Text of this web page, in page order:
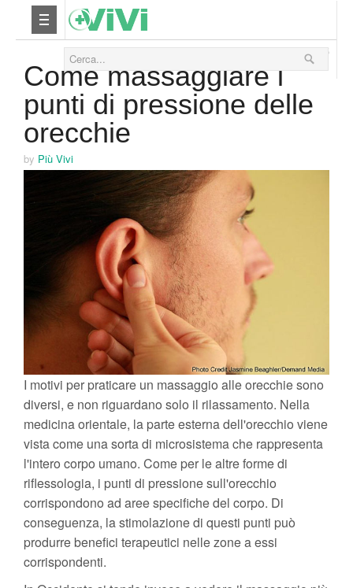
Yoga
Bellezza
Fitness
Relax
Viaggi & Vacanze
10 Dicembre 2015
Come massaggiare i
punti di pressione delle
orecchie
by Più Vivi
I motivi per praticare un massaggio alle orecchie sono
diversi, e non riguardano solo il rilassamento. Nella
medicina orientale, la parte esterna dell'orecchio viene
vista come una sorta di microsistema che rappresenta
l'intero corpo umano. Come per le altre forme di
riflessologia, i punti di pressione sull'orecchio
corrispondono ad aree specifiche del corpo. Di
conseguenza, la stimolazione di questi punti può
produrre benefici terapeutici nelle zone a essi
corrispondenti.